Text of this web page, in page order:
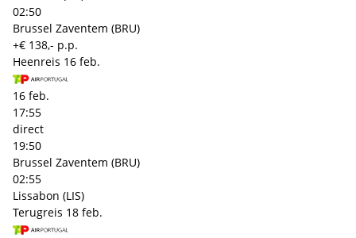
02:50
Brussel Zaventem (BRU)
+€ 138,- p.p.
Heenreis 16 feb.
16 feb.
17:55
direct
19:50
Brussel Zaventem (BRU)
02:55
Lissabon (LIS)
Terugreis 18 feb.